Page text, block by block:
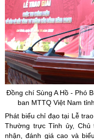
Đồng chí Sùng A Hồ - Phó
ban MTTQ Việt Nam
Phát biểu chỉ đạo tại Lễ
Thường trực Tỉnh ủy, Chủ
nhận, đánh giá cao và